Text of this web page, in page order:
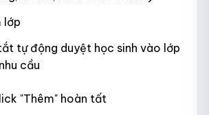
lớp
tự động duyệt học sinh vào lớp
cầu
"Thêm" hoàn tất